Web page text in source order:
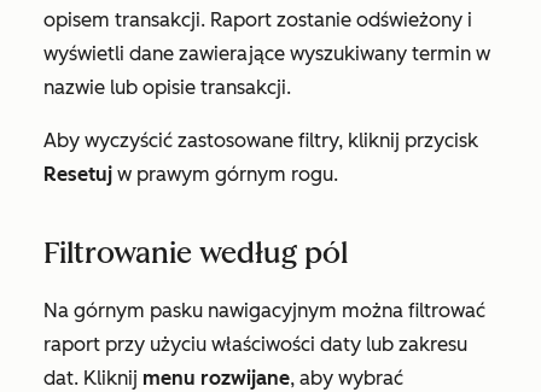
opisem transakcji. Raport zostanie odświeżony i
wyświetli dane zawierające wyszukiwany termin w
nazwie lub opisie transakcji.
Aby wyczyścić zastosowane filtry, kliknij przycisk
Resetuj w prawym górnym rogu.
Filtrowanie według pól
Na górnym pasku nawigacyjnym można filtrować
raport przy użyciu właściwości daty lub zakresu
dat. Kliknij menu rozwijane, aby wybrać